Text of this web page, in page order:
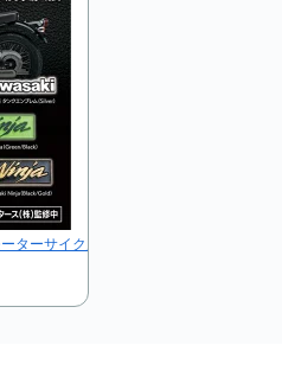
ーターサイクルエンブレム メタルキーホル